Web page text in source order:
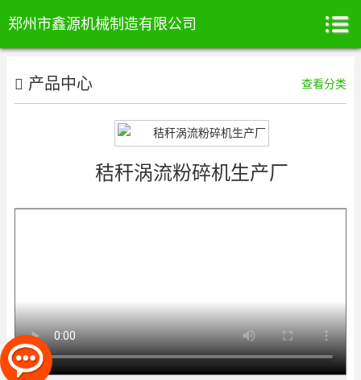
郑州市鑫源机械制造有限公司
产品中心 查看分类
秸秆涡流粉碎机生产厂